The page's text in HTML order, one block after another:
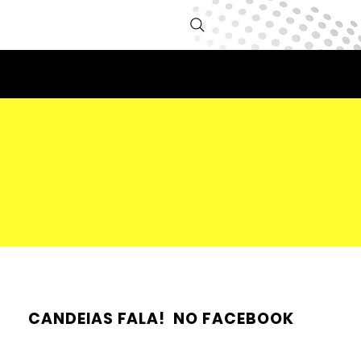
CANDEIAS FALA! NO FACEBOOK